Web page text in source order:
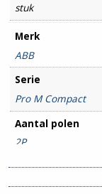
stuk
Merk
ABB
Serie
Pro M Compact
Aantal polen
2P
Amperage
16A